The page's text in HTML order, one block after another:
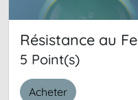
Résistance au
5 Point(s)
Acheter